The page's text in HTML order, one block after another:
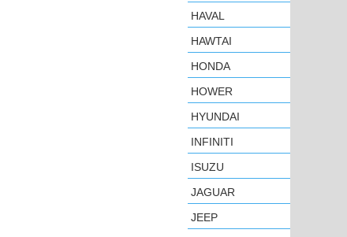
HAVAL
HAWTAI
HONDA
HOWER
HYUNDAI
INFINITI
ISUZU
JAGUAR
JEEP